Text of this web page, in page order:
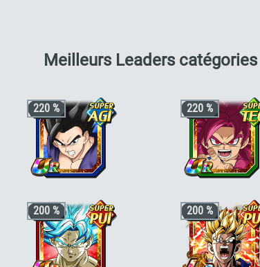
Meilleurs Leaders catégories
220 %
+3 ki, +200% HP & +170% ATT/DEF
pour la catégorie"Héros des films"
"Saiyan de sang-mêlé"ou"En mission"
+50% stats bonus si aussi
,"Lien parental"ou
220 %
+3 ki, +200% HP & +170%
pour la catégorie
démoniaque"ou"Saiyan
stats bonus si aussi
boules de cristal","Voyageur
ou"Lien parental"
200 % 200 %